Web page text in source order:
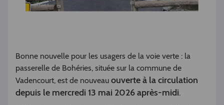
Bonne nouvelle pour les usagers de la voie verte : la
passerelle de Bohéries, située sur la commune de
Vadencourt, est de nouveau ouverte à la circulation
depuis le mercredi 13 mai 2026 après-midi.